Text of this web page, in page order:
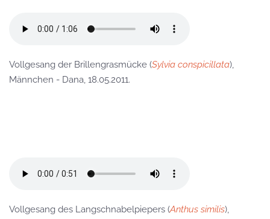
Vollgesang der Brillengrasmücke (Sylvia conspicillata),
Männchen - Dana, 18.05.2011.
Vollgesang des Langschnabelpiepers (Anthus similis),